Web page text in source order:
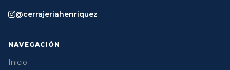
@cerrajeriahenriquez
NAVEGACIÓN
Inicio